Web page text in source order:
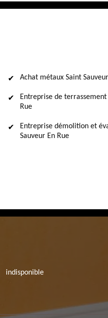
Achat métaux Saint
Entreprise de terrassement
Rue
Entreprise démolition et
Sauveur En Rue
indisponible